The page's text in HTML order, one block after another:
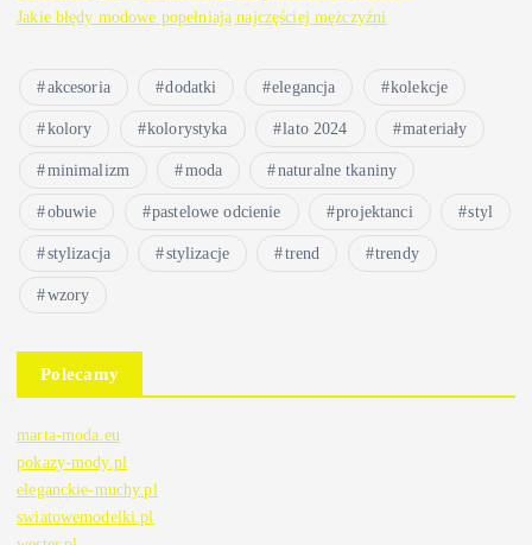
Jakie błędy modowe popełniają najczęściej mężczyźni
akcesoria dodatki elegancja kolekcje
kolory kolorystyka lato 2024 materiały
minimalizm moda naturalne tkaniny
obuwie pastelowe odcienie projektanci styl
stylizacja stylizacje trend trendy
wzory
Polecamy
marta-moda.eu
pokazy-mody.pl
eleganckie-muchy.pl
swiatowemodelki.pl